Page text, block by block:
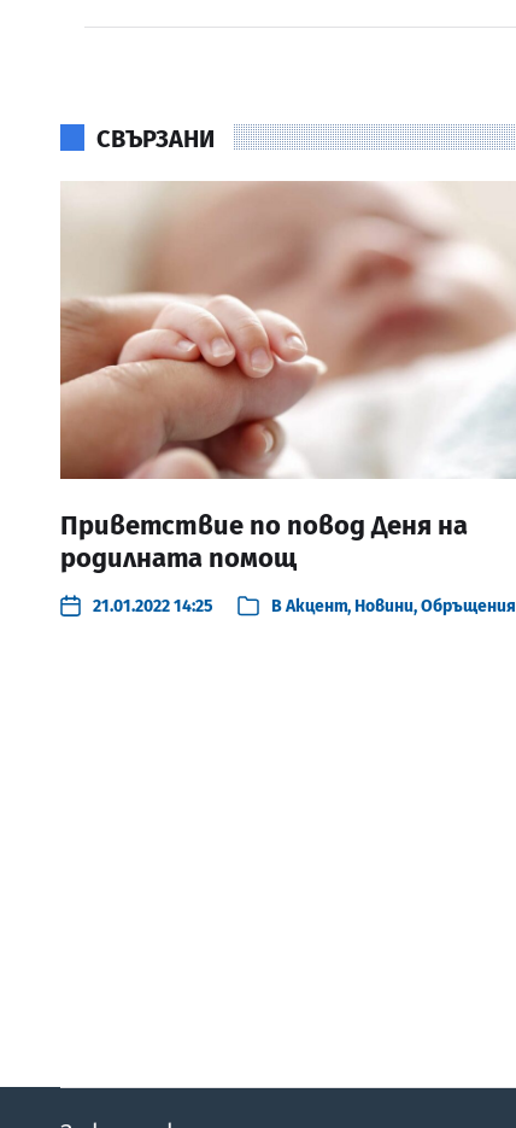
СВЪРЗАНИ
Приветствие по повод Деня на
родилната помощ
21.01.2022 14:25 ВАкцент,Новини,Обръщения